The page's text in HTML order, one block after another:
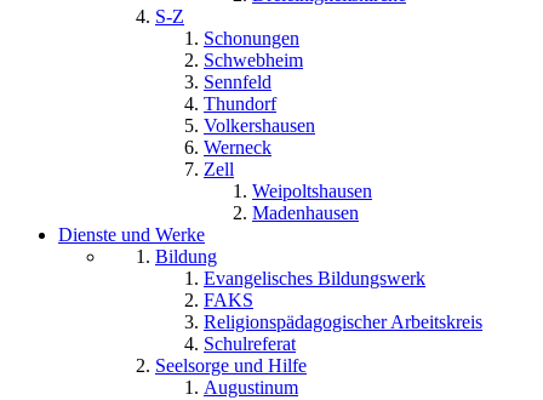
S-Z
Schonungen
Schwebheim
Sennfeld
Thundorf
Volkershausen
Werneck
Zell
Weipoltshausen
Madenhausen
Dienste und Werke
Bildung
Evangelisches Bildungswerk
FAKS
Religionspädagogischer Arbeitskreis
Schulreferat
Seelsorge und Hilfe
Augustinum